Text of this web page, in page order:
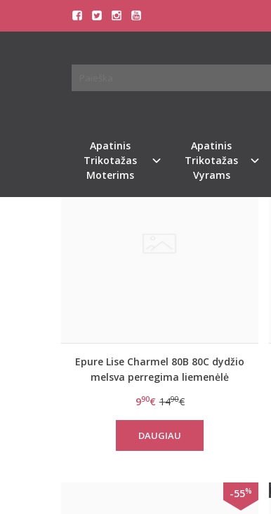
Apatinis
Trikotažas
Moterims
Apatinis
Trikotažas
Vyrams
PREKIŲ PAIEŠKA - 80B
Naujiena -34
Epure Lise Charmel 80B 80C dydžio
melsva perregima liemenėlė
990€ 1490€
DAUGIAU
-55%